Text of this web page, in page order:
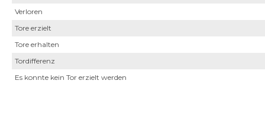
Verloren
Tore erzielt
Tore erhalten
Tordifferenz
Es konnte kein Tor erzielt werden